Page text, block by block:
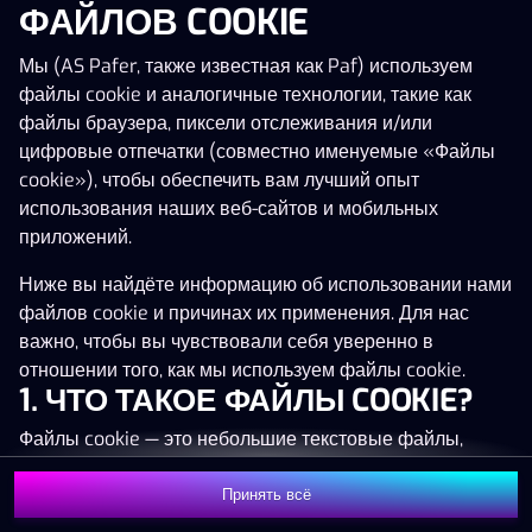
Нажми в любое место!
MEGA 1 336 129 €
MAJOR 69 307 €
MINOR 1 207 €Присоединиться
ФАЙЛОВ COOKIE
Мы (AS Pafer, также известная как Paf) используем
файлы cookie и аналогичные технологии, такие как
файлы браузера, пиксели отслеживания и/или
цифровые отпечатки (совместно именуемые «Файлы
cookie»), чтобы обеспечить вам лучший опыт
использования наших веб-сайтов и мобильных
приложений.
Ниже вы найдёте информацию об использовании нами
файлов cookie и причинах их применения. Для нас
важно, чтобы вы чувствовали себя уверенно в
отношении того, как мы используем файлы cookie.
1. ЧТО ТАКОЕ ФАЙЛЫ COOKIE?
Файлы cookie — это небольшие текстовые файлы,
которые сохраняются на вашем устройстве (например,
на компьютере, мобильном телефоне или планшете)
при посещении наших веб-сайтов. Размещение
Принять всё